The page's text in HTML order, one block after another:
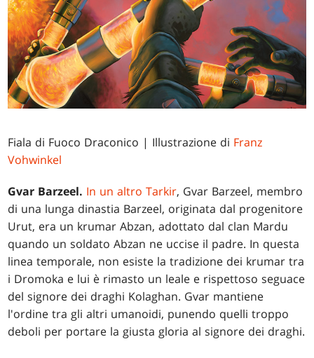
Fiala di Fuoco Draconico | Illustrazione di Franz
Vohwinkel
Gvar Barzeel. In un altro Tarkir, Gvar Barzeel, membro
di una lunga dinastia Barzeel, originata dal progenitore
Urut, era un krumar Abzan, adottato dal clan Mardu
quando un soldato Abzan ne uccise il padre. In questa
linea temporale, non esiste la tradizione dei krumar tra
i Dromoka e lui è rimasto un leale e rispettoso seguace
del signore dei draghi Kolaghan. Gvar mantiene
l'ordine tra gli altri umanoidi, punendo quelli troppo
deboli per portare la giusta gloria al signore dei draghi.